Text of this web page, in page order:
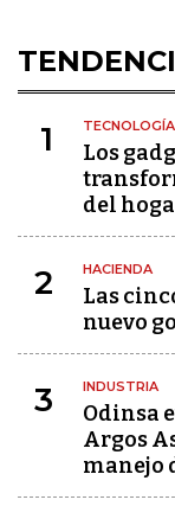
1 TECNOLOGÍA
Los
del
2 HACIENDA
Las
nuevo
3 INDUSTRIA
Odinsa
Argos
manejo